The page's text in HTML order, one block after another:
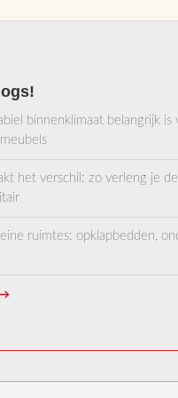
binnenklimaat belangrijk is
het verschil: zo verleng je
ruimtes: opklapbedden,